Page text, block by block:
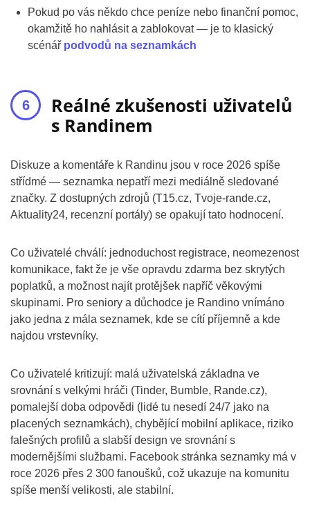
Pokud po vás někdo chce peníze nebo finanční pomoc,
okamžitě ho nahlásit a zablokovat — je to klasický
scénář podvodů na seznamkách
Reálné zkušenosti uživatelů
s Randinem
Diskuze a komentáře k Randinu jsou v roce 2026 spíše
střídmé — seznamka nepatří mezi mediálně sledované
značky. Z dostupných zdrojů (T15.cz, Tvoje-rande.cz,
Aktuality24, recenzní portály) se opakují tato hodnocení.
Co uživatelé chválí: jednoduchost registrace, neomezenost
komunikace, fakt že je vše opravdu zdarma bez skrytých
poplatků, a možnost najít protějšek napříč věkovými
skupinami. Pro seniory a důchodce je Randino vnímáno
jako jedna z mála seznamek, kde se cítí příjemně a kde
najdou vrstevníky.
Co uživatelé kritizují: malá uživatelská základna ve
srovnání s velkými hráči (Tinder, Bumble, Rande.cz),
pomalejší doba odpovědi (lidé tu nesedí 24/7 jako na
placených seznamkách), chybějící mobilní aplikace, riziko
falešných profilů a slabší design ve srovnání s
modernějšími službami. Facebook stránka seznamky má v
roce 2026 přes 2 300 fanoušků, což ukazuje na komunitu
spíše menší velikosti, ale stabilní.